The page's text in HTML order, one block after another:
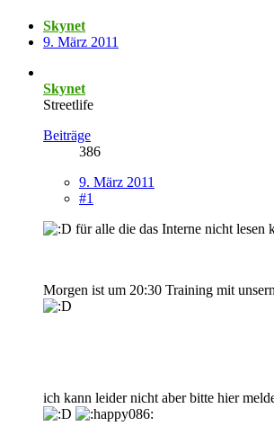
Skynet
9. März 2011
Skynet
Streetlife
Beiträge
386
9. März 2011
#1
für alle die das Interne nicht lesen
Morgen ist um 20:30 Training mit
ich kann leider nicht aber bitte hier